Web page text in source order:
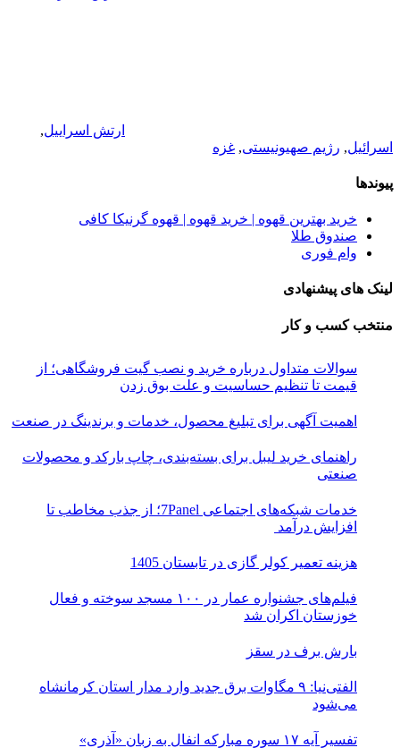
ارتش اسراییل,
اسرائیل, رژیم صهیونیستی, غزه
پیوندها
خرید بهترین قهوه | خرید قهوه | قهوه گرنیکا کافی
صندوق طلا
وام فوری
لینک های پیشنهادی
منتخب کسب و کار
سوالات متداول درباره خرید و نصب گیت فروشگاهی؛ از
قیمت تا تنظیم حساسیت و علت بوق زدن
اهمیت آگهی برای تبلیغ محصول، خدمات و برندینگ در صنعت
راهنمای خرید لیبل برای بسته‌بندی، چاپ بارکد و محصولات
صنعتی
خدمات شبکه‌های اجتماعی 7Panel؛ از جذب مخاطب تا
افزایش درآمد
هزینه تعمیر کولر گازی در تابستان 1405
فیلم‌های جشنواره عمار در ۱۰۰ مسجد سوخته و فعال
خوزستان اکران شد
بارش برف در سقز
الفتی‌نیا: ۹ مگاوات برق جدید وارد مدار استان کرمانشاه
می‌شود
تفسیر آیه ۱۷ سوره مبارکه انفال به زبان «آذری»